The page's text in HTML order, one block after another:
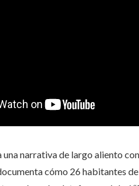
narrativa de largo aliento
cómo 26 habitantes